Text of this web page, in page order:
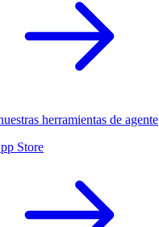
herramientas de agente
Store